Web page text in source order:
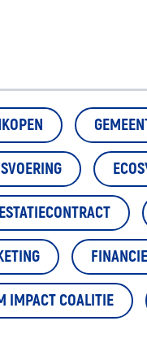
IMPACT COALITIE